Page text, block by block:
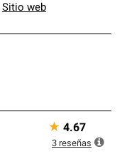
Sitio web
★ 4.67
3 reseñas